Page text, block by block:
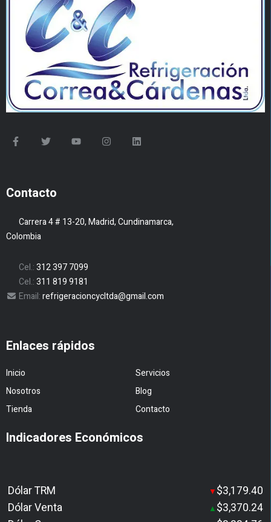
Contacto
Carrera 4 # 13-20, Madrid, Cundinamarca,
Colombia
Cel.:312 397 7099
Cel.:311 819 9181
Email:refrigeracioncycltda@gmail.com
Enlaces rápidos
Inicio
Servicios
Nosotros
Blog
Tienda
Contacto
Indicadores Económicos
Dólar TRM ▼ $3,179.40
Dólar Venta
▲ $3,370.24